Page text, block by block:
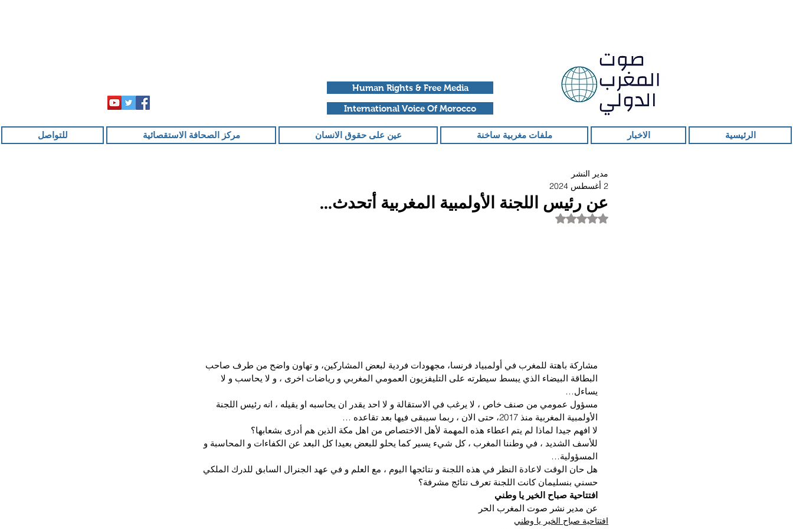
Human Rights & Free Media
International Voice Of Morocco
الرئيسية الاخبار ملفات مغربية ساخنة عين على حقوق الانسان مركز الصحافة الاستقصائية للتواصل
عن رئيس اللجنة الأولمبية المغربية أتحدث…
مدير النشر
2 أغسطس 2024
تم التقييم بـ ليس رقمًا من أصل 5 نجوم.
مشاركة باهتة للمغرب في أولمبياد فرنسا، مجهودات فردية لبعض المشاركين، و تهاون واضح من طرف صاحب
البطاقة البيضاء الذي يبسط سيطرته على التليفزيون العمومي المغربي و رياضات اخرى ، و لا يحاسب و لا
يساءل…
مسؤول عمومي من صنف خاص ، لا يرغب في الاستقالة و لا احد يقدر ان يحاسبه او يقيله ، انه رئيس اللجنة
الأولمبية المغربية منذ 2017، حتى الان ، ربما سيبقى فيها بعد تقاعده …
لا افهم جيدا لماذا لم يتم اعطاء هذه المهمة لأهل الاختصاص من اهل مكة الذين هم أدرى بشعابها؟
للأسف الشديد ، في وطننا المغرب ، كل شيء يسير كما يحلو للبعض بعيدا كل البعد عن الكفاءات و المحاسبة و
المسؤولية…
هل حان الوقت لاعادة النظر في هذه اللجنة و نتائجها اليوم ، مع العلم و في عهد الجنرال السابق للدرك الملكي
حسني بنسليمان كانت اللجنة تعرف نتائج مشرفة؟
افتتاحية صباح الخير يا وطني
عن مدير نشر صوت المغرب الحر
افتتاحية صباح الخير يا وطني